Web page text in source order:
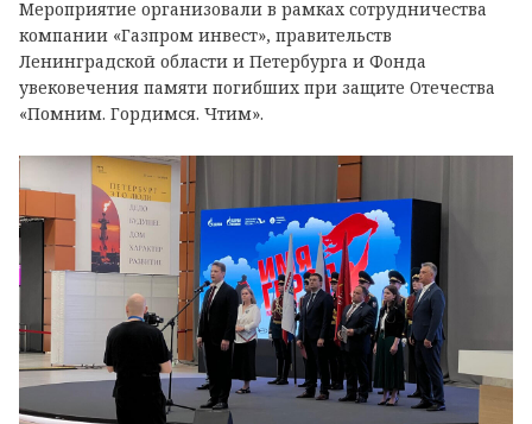
Мероприятие организовали в рамках сотрудничества
компании «Газпром инвест», правительств
Ленинградской области и Петербурга и Фонда
увековечения памяти погибших при защите Отечества
«Помним. Гордимся. Чтим».